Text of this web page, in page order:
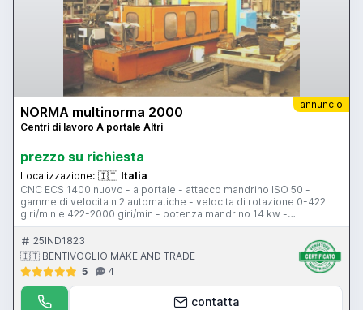
annuncio
NORMA multinorma 2000
Centri di lavoro A portale Altri
prezzo su richiesta
Localizzazione: 🇮🇹 Italia
CNC ECS 1400 nuovo - a portale - attacco mandrino ISO 50 -
gamme di velocita n 2 automatiche - velocita di rotazione 0-422
giri/min e 422-2000 giri/min - potenza mandrino 14 kw -
dimensione tavola 2100 x 970 mm - corsa asse X 2000 mm - corsa
asse Y 800 mm luce tra le spalle 1350 mm - corsa asse Z 500 mm
luce max 800 mm - capacita magazzino utensili 12 posti -
evacuatore trucioli - peso 6300 kg
25IND1823
🇮🇹 BENTIVOGLIO MAKE AND TRADE
5
4
contatta